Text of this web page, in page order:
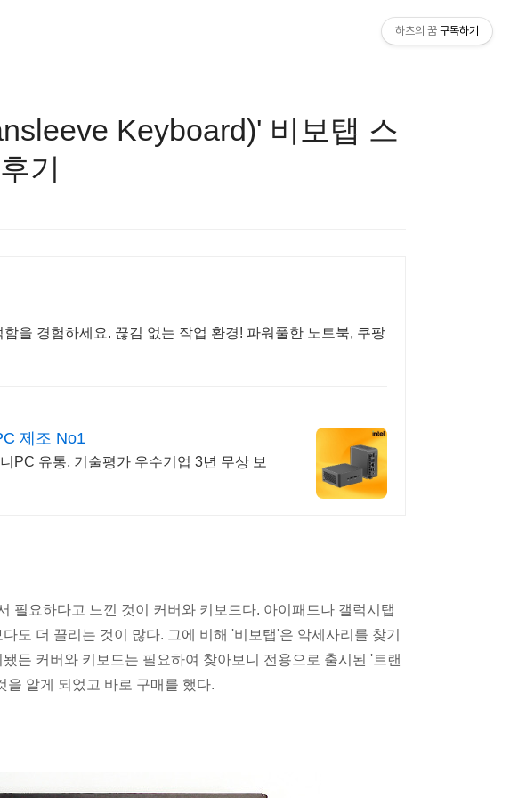
Keyboard)' 비보탭 스
기
을 경험하세요. 끊김 없는 작업 환경! 파워풀한 노트북, 쿠팡
제조 No1
PC 유통, 기술평가 우수기업 3년 무상 보
필요하다고 느낀 것이 커버와 키보드다. 아이패드나 갤럭시탭
도 더 끌리는 것이 많다. 그에 비해 '비보탭'은 악세사리를 찾기
든 커버와 키보드는 필요하여 찾아보니 전용으로 출시된 '트랜
알게 되었고 바로 구매를 했다.
하츠의 꿈 구독하기